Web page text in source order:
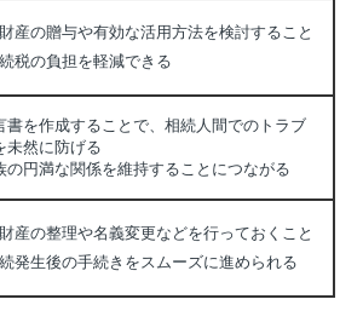
産の贈与や有効な活用方法を検討すること
税の負担を軽減できる
書を作成することで、相続人間でのトラブ
未然に防げる
の円満な関係を維持することにつながる
産の整理や名義変更などを行っておくこと
発生後の手続きをスムーズに進められる